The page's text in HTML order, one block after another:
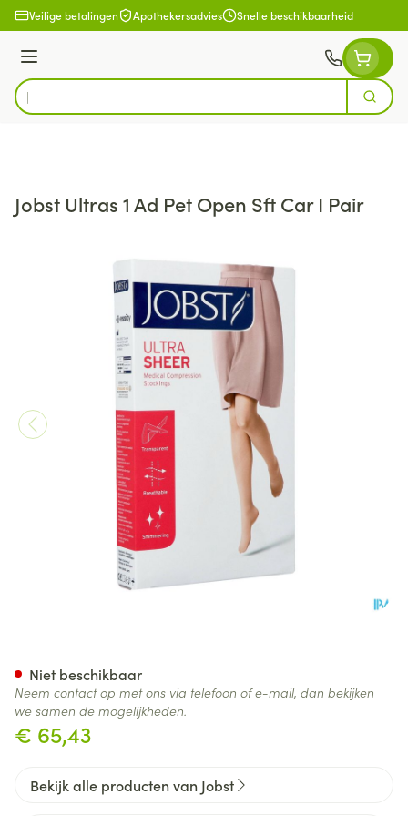
Ga naar de inhoud
Veilige betalingen Apothekersadvies Snelle beschikbaarheid
Menu
Product, merk, categorie...
Zoek
Jobst Ultras 1 Ad Pet Open Sft Car I Pair
€ 65,43
Niet beschikbaar
Neem contact op met ons via telefoon of e-mail, dan bekijken
we samen de mogelijkheden.
Bekijk alle producten van Jobst